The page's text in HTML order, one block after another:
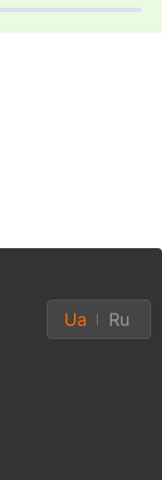
Ua Ru